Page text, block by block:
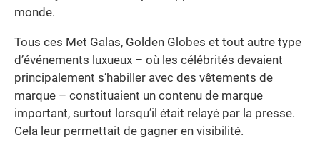
monde.
Tous ces Met Galas, Golden Globes et tout autre type
d’événements luxueux – où les célébrités devaient
principalement s’habiller avec des vêtements de
marque – constituaient un contenu de marque
important, surtout lorsqu’il était relayé par la presse.
Cela leur permettait de gagner en visibilité.